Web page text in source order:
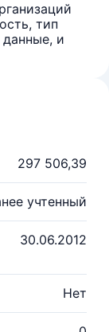
тип
и
297 506,39
учтенный
30.06.2012
Нет